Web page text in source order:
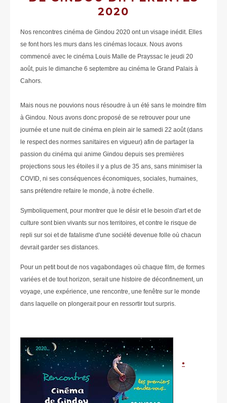
2020
Nos rencontres cinéma de Gindou 2020 ont un visage inédit. Elles
se font hors les murs dans les cinémas locaux. Nous avons
commencé avec le cinéma Louis Malle de Prayssac le jeudi 20
août, puis le dimanche 6 septembre au cinéma le Grand Palais à
Cahors.
Mais nous ne pouvions nous résoudre à un été sans le moindre film
à Gindou. Nous avons donc proposé de se retrouver pour une
journée et une nuit de cinéma en plein air le samedi 22 août (dans
le respect des normes sanitaires en vigueur) afin de partager la
passion du cinéma qui anime Gindou depuis ses premières
projections sous les étoiles il y a plus de 35 ans, sans minimiser la
COVID, ni ses conséquences économiques, sociales, humaines,
sans prétendre refaire le monde, à notre échelle.
Symboliquement, pour montrer que le désir et le besoin d'art et de
culture sont bien vivants sur nos territoires, et contre le risque de
repli sur soi et de fatalisme d'une société devenue folle où chacun
devrait garder ses distances.
Pour un petit bout de nos vagabondages où chaque film, de formes
variées et de tout horizon, serait une histoire de déconfinement, un
voyage, une expérience, une rencontre, une fenêtre sur le monde
dans laquelle on plongerait pour en ressortir tout surpris.
•